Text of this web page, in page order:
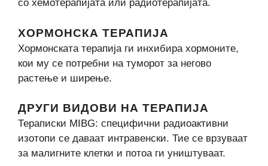
со хемотерапијата или радиотерапијата.
ХОРМОНСКА ТЕРАПИЈА
Хормонската терапија ги инхибира хормоните,
кои му се потребни на туморот за негово
растење и ширење.
ДРУГИ ВИДОВИ НА ТЕРАПИЈА
Тераписки MIBG: специфични радиоактивни
изотопи се даваат интравенски. Тие се врзуваат
за малигните клетки и потоа ги уништуваат.